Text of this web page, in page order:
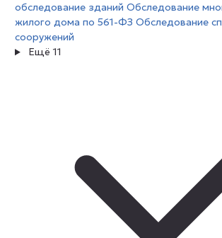
обследование зданий Обследование
жилого дома по 561-ФЗ Обследование
сооружений
Ещё 11